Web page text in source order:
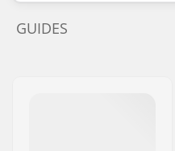
GUIDES